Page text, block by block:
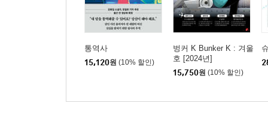
통역사
15,120원 (10% 할인)
벙커 K Bunker K : 겨울
호 [2024년]
15,750원 (10% 할인)